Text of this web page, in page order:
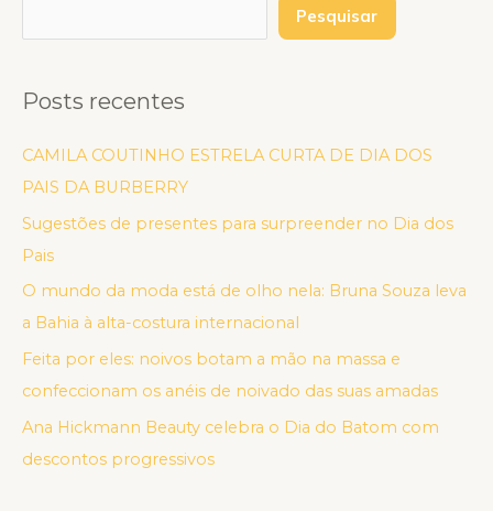
Pesquisar
Posts recentes
CAMILA COUTINHO ESTRELA CURTA DE DIA DOS
PAIS DA BURBERRY
Sugestões de presentes para surpreender no Dia dos
Pais
O mundo da moda está de olho nela: Bruna Souza leva
a Bahia à alta-costura internacional
Feita por eles: noivos botam a mão na massa e
confeccionam os anéis de noivado das suas amadas
Ana Hickmann Beauty celebra o Dia do Batom com
descontos progressivos